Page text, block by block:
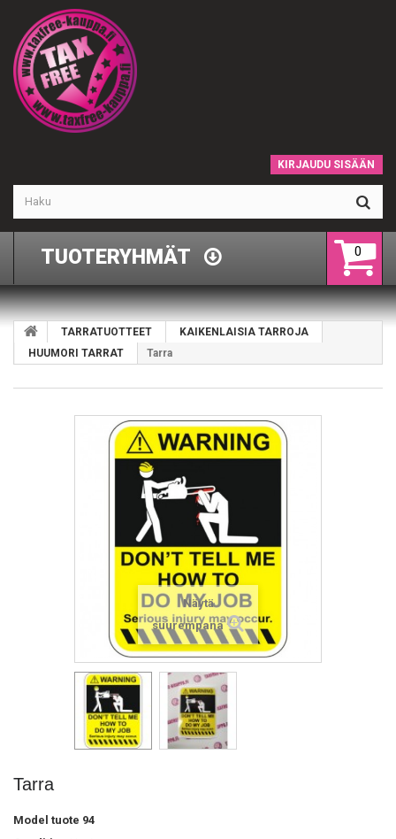
KIRJAUDU SISÄÄN
0
TUOTERYHMÄT
TARRATUOTTEET
KAIKENLAISIA TARROJA
HUUMORI TARRAT
Tarra
Näytä
suurempana
Tarra
Model tuote 94